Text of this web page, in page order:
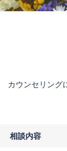
カウンセリング
相談内容